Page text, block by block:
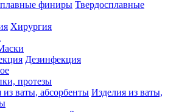
Твердосплавные
Хирургия
Дезинфекция
протезы
Изделия из ваты,